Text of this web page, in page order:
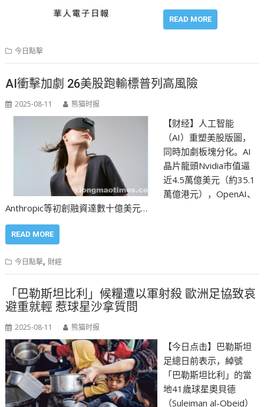
READ MORE
今日點擊
AI衝擊加劇 26美股跑輸標普列高風險
2025-08-11 熊猫时报
【财经】人工智能
（AI）重塑美股版圖，
同時加劇板塊分化。AI
晶片龍頭Nvidia市值逼
近4.5萬億美元（約35.1
萬億港元），OpenAI、
Anthropic等初創融資達數十億美元…
READ MORE
今日點擊, 財經
「巴勒斯坦比利」候糧遭以軍射殺 歐洲足協致哀
避重就輕 惹球星沙拿質問
2025-08-11 熊猫时报
【今日点击】巴勒斯坦
足總日前表示，綽號
「巴勒斯坦比利」的當
地41歲球星奧貝德
（Suleiman al-Obeid）